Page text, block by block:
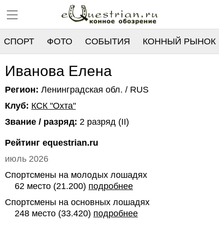
СПОРТ ФОТО СОБЫТИЯ КОННЫЙ РЫНОК
РЕЕСТР
Иванова Елена
Регион: Ленинградская обл. / RUS
Клуб: КСК "Охта"
Звание / разряд: 2 разряд (II)
Рейтинг equestrian.ru
июль 2026
Спортсмены на молодых лошадях
62 место (21.200) подробнее
Спортсмены на основных лошадях
248 место (33.420) подробнее